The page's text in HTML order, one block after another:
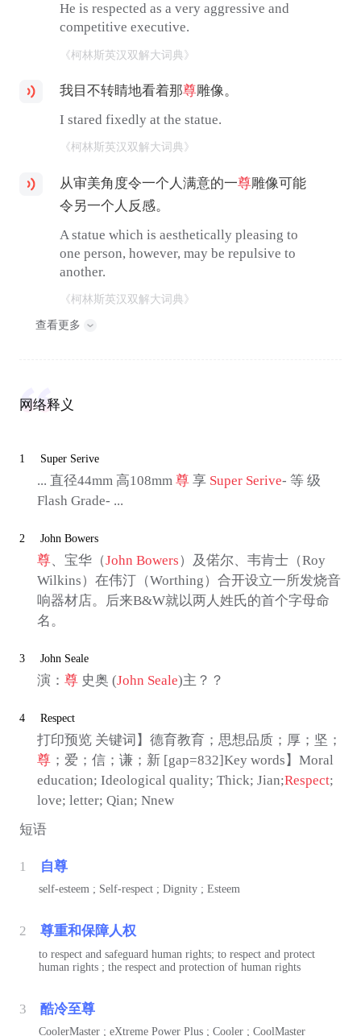
He is respected as a very aggressive and
competitive executive.
《柯林斯英汉双解大词典》
我目不转睛地看着那尊雕像。
I stared fixedly at the statue.
《柯林斯英汉双解大词典》
从审美角度令一个人满意的一尊雕像可能
令另一个人反感。
A statue which is aesthetically pleasing to
one person, however, may be repulsive to
another.
《柯林斯英汉双解大词典》
查看更多
网络释义
1 Super Serive
... 直径44mm 高108mm 尊享 Super Serive- 等 级
Flash Grade- ...
2 John Bowers
尊、宝华（John Bowers）及偌尔、韦肯士（Roy
Wilkins）在伟汀（Worthing）合开设立一所发烧音
响器材店。后来B&W就以两人姓氏的首个字母命
名。
3 John Seale
演： 尊史奥 (John Seale)主？？
4 Respect
打印预览 关键词】德育教育；思想品质；厚；坚；
尊；爱；信；谦；新 [gap=832]Key words】Moral
education; Ideological quality; Thick; Jian;Respect;
love; letter; Qian; Nnew
短语
1 自尊
self-esteem ; Self-respect ; Dignity ; Esteem
2 尊重和保障人权
to respect and safeguard human rights; to respect and protect
human rights ; the respect and protection of human rights
3 酷冷至尊
CoolerMaster ; eXtreme Power Plus ; Cooler ; CoolMaster